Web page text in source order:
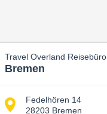
Travel Overland Reisebüro
Bremen
Fedelhören 14
28203 Bremen